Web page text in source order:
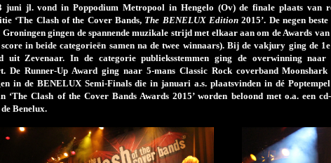
juni jl. vond in Poppodium Metropool in Hengelo (Ov) de finale plaats van
‘The Clash of the Cover Bands, The BENELUX Edition 2015’. De negen
gingen de spannende muzikale strijd met elkaar aan om de Awards
score in beide categorieën samen na de twee winnaars). Bij de vakjury ging de
uit Zevenaar. In de categorie publieksstemmen ging de overwinning
De Runner-Up Award ging naar 5-mans Classic Rock coverband
in de BENELUX Semi-Finals die in januari a.s. plaatsvinden in dé
‘The Clash of the Cover Bands Awards 2015’ worden beloond met o.a. een
Benelux.